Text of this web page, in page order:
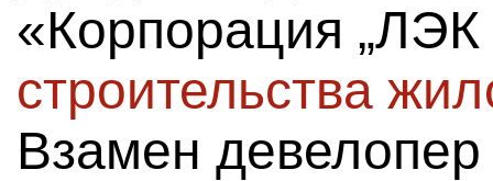
«Корпорация „ЛЭК
строительства
Взамен девелопер